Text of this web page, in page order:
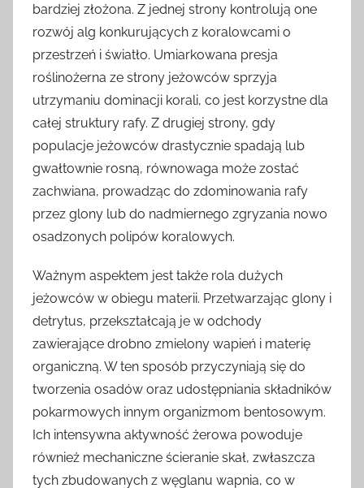
bardziej złożona. Z jednej strony kontrolują one
rozwój alg konkurujących z koralowcami o
przestrzeń i światło. Umiarkowana presja
roślinożerna ze strony jeżowców sprzyja
utrzymaniu dominacji korali, co jest korzystne dla
całej struktury rafy. Z drugiej strony, gdy
populacje jeżowców drastycznie spadają lub
gwałtownie rosną, równowaga może zostać
zachwiana, prowadząc do zdominowania rafy
przez glony lub do nadmiernego zgryzania nowo
osadzonych polipów koralowych.
Ważnym aspektem jest także rola dużych
jeżowców w obiegu materii. Przetwarzając glony i
detrytus, przekształcają je w odchody
zawierające drobno zmielony wapień i materię
organiczną. W ten sposób przyczyniają się do
tworzenia osadów oraz udostępniania składników
pokarmowych innym organizmom bentosowym.
Ich intensywna aktywność żerowa powoduje
również mechaniczne ścieranie skał, zwłaszcza
tych zbudowanych z węglanu wapnia, co w